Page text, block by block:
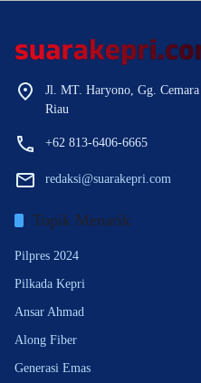
Jl. MT. Haryono, Gg.
Riau
+62 813-6406-6665
redaksi@suarakepri.com
Topik Menarik
Pilpres 2024
Pilkada Kepri
Ansar Ahmad
Along Fiber
Generasi Emas